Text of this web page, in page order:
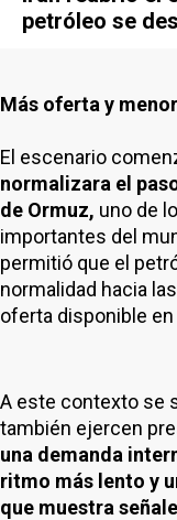
petróleo se
Más oferta y
El escenario
normalizara el
de Ormuz, uno de
importantes del
permitió que el
normalidad hacia
oferta disponible
A este contexto se
también ejercen
una demanda
ritmo más lento y
que muestra